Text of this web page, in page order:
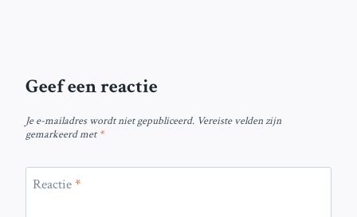
Geef een reactie
Je e-mailadres wordt niet gepubliceerd. Vereiste velden zijn
gemarkeerd met*
Reactie*